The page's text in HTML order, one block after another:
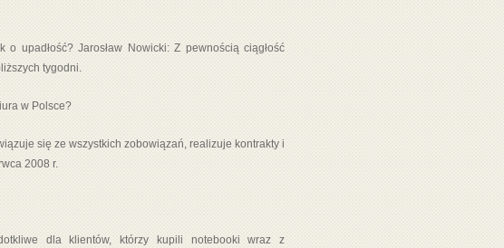
upadłość? Jarosław Nowicki: Z pewnością ciągłość
tygodni.
w Polsce?
się ze wszystkich zobowiązań, realizuje kontrakty i
2008 r.
dla klientów, którzy kupili notebooki wraz z